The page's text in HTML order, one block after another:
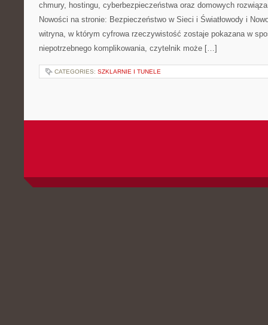
chmury, hostingu, cyberbezpieczeństwa oraz domowych
Nowości na stronie: Bezpieczeństwo w Sieci i Światłowody i
witryna, w którym cyfrowa rzeczywistość zostaje pokazana w
niepotrzebnego komplikowania, czytelnik może […]
CATEGORIES: SZKLARNIE I TUNELE